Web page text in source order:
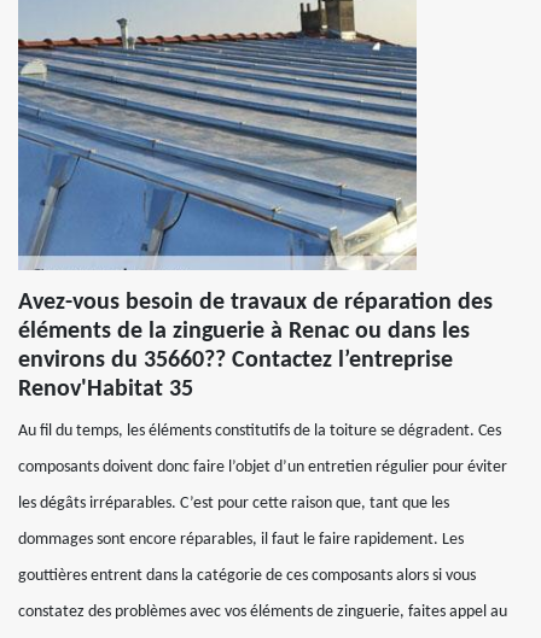
Avez-vous besoin de travaux de réparation des
éléments de la zinguerie à Renac ou dans les
environs du 35660?? Contactez l’entreprise
Renov'Habitat 35
Au fil du temps, les éléments constitutifs de la toiture se dégradent. Ces
composants doivent donc faire l’objet d’un entretien régulier pour éviter
les dégâts irréparables. C’est pour cette raison que, tant que les
dommages sont encore réparables, il faut le faire rapidement. Les
gouttières entrent dans la catégorie de ces composants alors si vous
constatez des problèmes avec vos éléments de zinguerie, faites appel au